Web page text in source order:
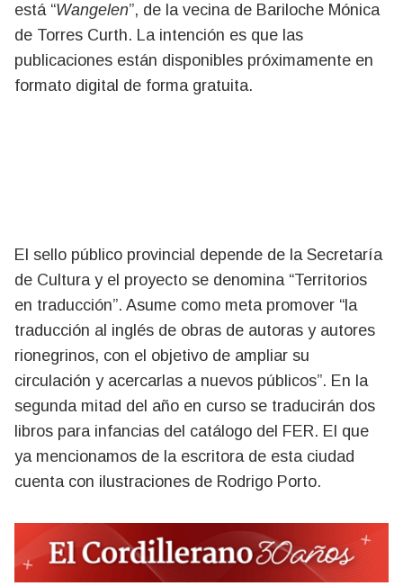
está “Wangelen”, de la vecina de Bariloche Mónica
de Torres Curth. La intención es que las
publicaciones están disponibles próximamente en
formato digital de forma gratuita.
El sello público provincial depende de la Secretaría
de Cultura y el proyecto se denomina “Territorios
en traducción”. Asume como meta promover “la
traducción al inglés de obras de autoras y autores
rionegrinos, con el objetivo de ampliar su
circulación y acercarlas a nuevos públicos”. En la
segunda mitad del año en curso se traducirán dos
libros para infancias del catálogo del FER. El que
ya mencionamos de la escritora de esta ciudad
cuenta con ilustraciones de Rodrigo Porto.